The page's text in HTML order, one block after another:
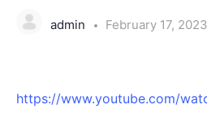
admin February 17, 2023
https://www.youtube.com/